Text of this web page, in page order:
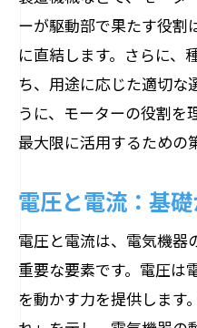
ーが駆動部で果たす役割
に直結します。さらに、
ち、用途に応じた適切な
うに、モーターの役割を
最大限に活用するための
電圧と電流：基
電圧と電流は、電気機器
重要な要素です。電圧は
を動かす力を提供します